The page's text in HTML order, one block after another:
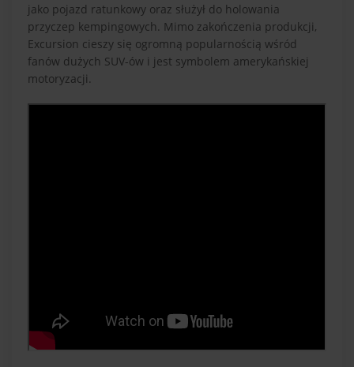
jako pojazd ratunkowy oraz służył do holowania
przyczep kempingowych. Mimo zakończenia produkcji,
Excursion cieszy się ogromną popularnością wśród
fanów dużych SUV-ów i jest symbolem amerykańskiej
motoryzacji.